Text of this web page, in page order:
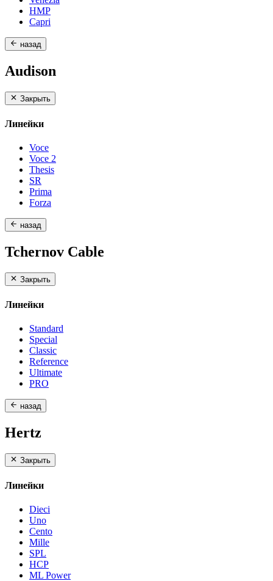
HMP
Capri
назад
Audison
Закрыть
Линейки
Voce
Voce 2
Thesis
SR
Prima
Forza
назад
Tchernov Cable
Закрыть
Линейки
Standard
Special
Classic
Reference
Ultimate
PRO
назад
Hertz
Закрыть
Линейки
Dieci
Uno
Cento
Mille
SPL
HCP
ML Power